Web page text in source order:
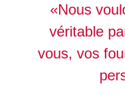
«Nous
véritable
vous, vos